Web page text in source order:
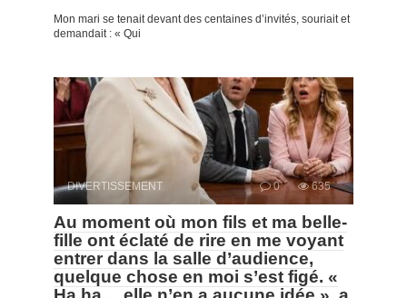
Mon mari se tenait devant des centaines d’invités, souriait et
demandait : « Qui
DIVERTISSEMENT 0 635
Au moment où mon fils et ma belle-
fille ont éclaté de rire en me voyant
entrer dans la salle d’audience,
quelque chose en moi s’est figé. «